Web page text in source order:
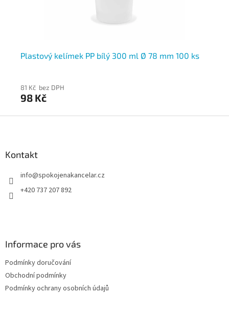
Plastový kelímek PP bílý 300 ml Ø 78 mm 100 ks
81 Kč bez DPH
98 Kč
Kontakt
info@spokojenakancelar.cz
+420 737 207 892
Informace pro vás
Podmínky doručování
Obchodní podmínky
Podmínky ochrany osobních údajů